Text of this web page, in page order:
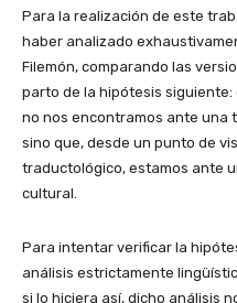
Para la realización de este
haber analizado
Filemón, comparando las
parto de la hipótesis siguiente:
no nos encontramos ante una
sino que, desde un punto de
traductológico, estamos ante
cultural.
Para intentar verificar la
análisis estrictamente
si lo hiciera así, dicho análisis